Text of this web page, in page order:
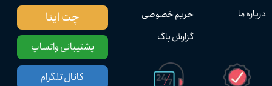
حریم خصوصی
گزارش باگ
درباره ما
پشتیبانی واتساپ
چت ایتا
کانال تلگرام